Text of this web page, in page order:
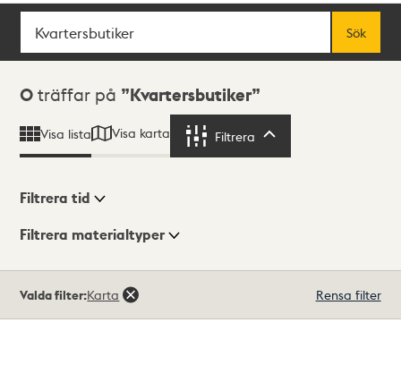
Sök
Sök
Sökresultat
0 träffar på Kvartersbutiker
Visa lista Visa karta Filtrera
Visningsläge
Filtrera tid
Filtrera materialtyper
träffar
Valda filter:Karta Rensa filter